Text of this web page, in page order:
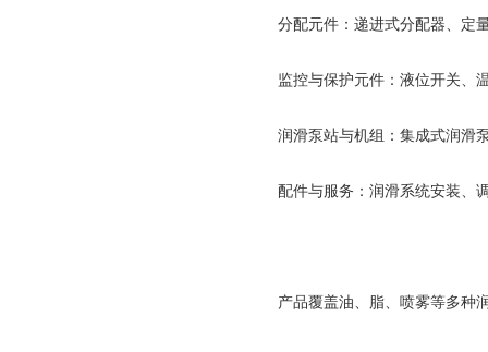
分配元件：递进式分配器、定
监控与保护元件：液位开关、
润滑泵站与机组：集成式润滑
配件与服务：润滑系统安装、
产品覆盖油、脂、喷雾等多种